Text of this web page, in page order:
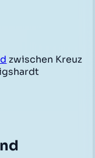
zwischen Kreuz